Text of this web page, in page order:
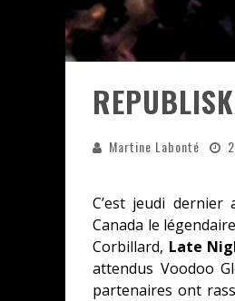
Martine Labonté
C’est jeudi dernier
Canada le
Corbillard, Late
attendus Voodoo
partenaires ont